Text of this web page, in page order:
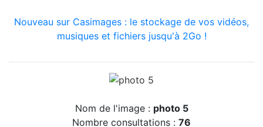
Nouveau sur Casimages : le stockage de vos vidéos,
musiques et fichiers jusqu'à 2Go !
Nom de l'image : photo 5
Nombre consultations : 76